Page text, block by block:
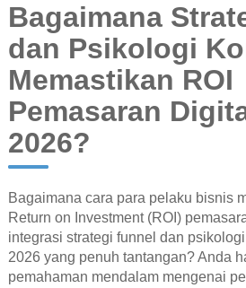
Bagaimana
dan Psikologi
Memastikan ROI
Pemasaran
2026?
Bagaimana cara para pelaku bisnis
Return on Investment (ROI)
integrasi strategi funnel dan
2026 yang penuh tantangan? Anda
pemahaman mendalam mengenai